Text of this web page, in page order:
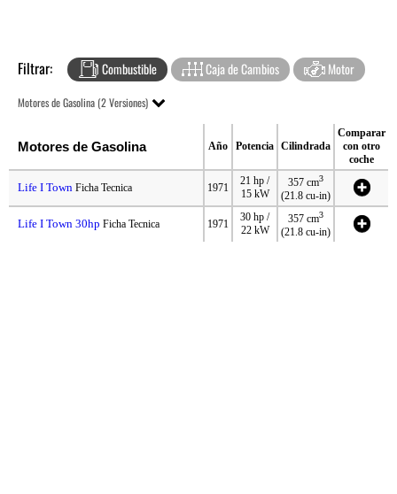
Filtrar: Combustible Caja de Cambios Motor
Motores de Gasolina (2 Versiones)
Motores de Gasolina Año Potencia Cilindrada
Comparar
con otro
coche
Life I Town Ficha Tecnica 1971
21 hp /
15 kW
357 cm3
(21.8 cu-in)
Life I Town 30hp Ficha Tecnica 1971
30 hp /
22 kW
357 cm3
(21.8 cu-in)